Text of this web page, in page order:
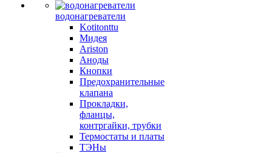
водонагреватели
Kotitonttu
Мидея
Ariston
Аноды
Кнопки
Предохранительные
клапана
Прокладки,
фланцы,
контргайки, трубки
Термостаты и платы
ТЭНы